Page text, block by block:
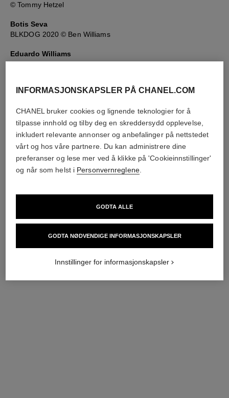
© Tommy Hetzel
Botis Seva
BLKDOG 2020 © Ben Williams
Eduardo Williams
Pudeverunpuma © Eduardo Williams
Parsi © Eduardo Williams
INFORMASJONSKAPSLER PÅ CHANEL.COM
CHANEL bruker cookies og lignende teknologier for å
tilpasse innhold og tilby deg en skreddersydd opplevelse,
inkludert relevante annonser og anbefalinger på nettstedet
vårt og hos våre partnere. Du kan administrere dine
preferanser og lese mer ved å klikke på 'Cookieinnstillinger'
og når som helst i Personvernreglene.
GODTA NØDVENDIGE INFORMASJONSKAPSLER
GODTA ALLE
Innstillinger for informasjonskapsler